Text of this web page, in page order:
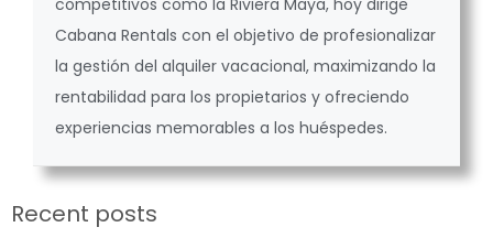
Cabana Rentals con el objetivo de profesionalizar
la gestión del alquiler vacacional, maximizando la
rentabilidad para los propietarios y ofreciendo
experiencias memorables a los huéspedes.
Recent posts